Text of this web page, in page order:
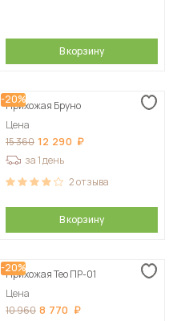
В корзину
-20%
Прихожая Бруно
Цена
15 360 12 290
за 1 день
2отзыва
В корзину
-20%
Прихожая Тео ПР-01
Цена
10 960 8 770